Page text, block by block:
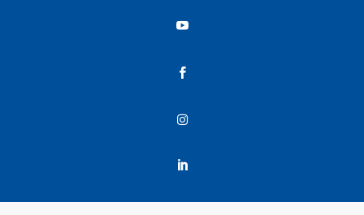



